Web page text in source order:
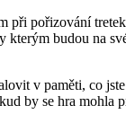
pořizování
budou na
v paměti, co
by se hra mohla